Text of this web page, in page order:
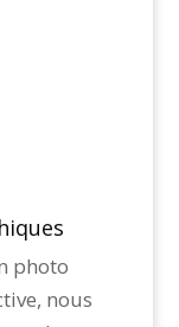
photo
nous